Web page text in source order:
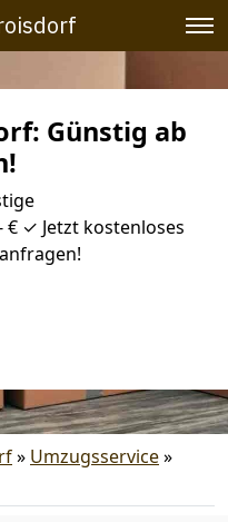
Günstig ab
✓ Jetzt kostenloses
» Umzugsservice»